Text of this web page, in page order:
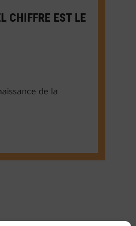
CHIFFRE EST LE
de la